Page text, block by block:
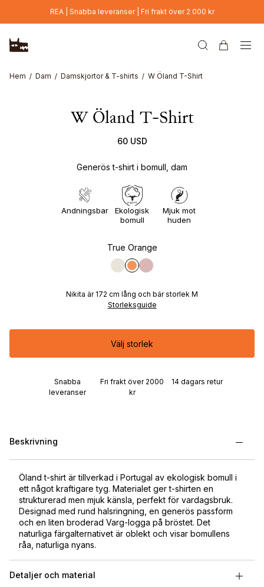
Hoppa till huvudinnehållREA | Snabba leveranser | Fri frakt över 2 000 kr
Hem Dam Damskjortor & T-shirts W Öland T-Shirt
W Öland T-Shirt
60 USD
Generös t-shirt i bomull, dam
Andningsbar
Ekologisk
bomull
Mjuk mot
huden
True Orange
Nikita är 172 cm lång och bär storlek M
Storleksguide
Välj storlek
Snabba
leveranser
Fri frakt över 2000
kr
14 dagars retur
Beskrivning
Öland t-shirt är tillverkad i Portugal av ekologisk bomull i
ett något kraftigare tyg. Materialet ger t-shirten en
strukturerad men mjuk känsla, perfekt för vardagsbruk.
Designad med rund halsringning, en generös passform
och en liten broderad Varg-logga på bröstet. Det
naturliga färgalternativet är oblekt och visar bomullens
råa, naturliga nyans.
Detaljer och material